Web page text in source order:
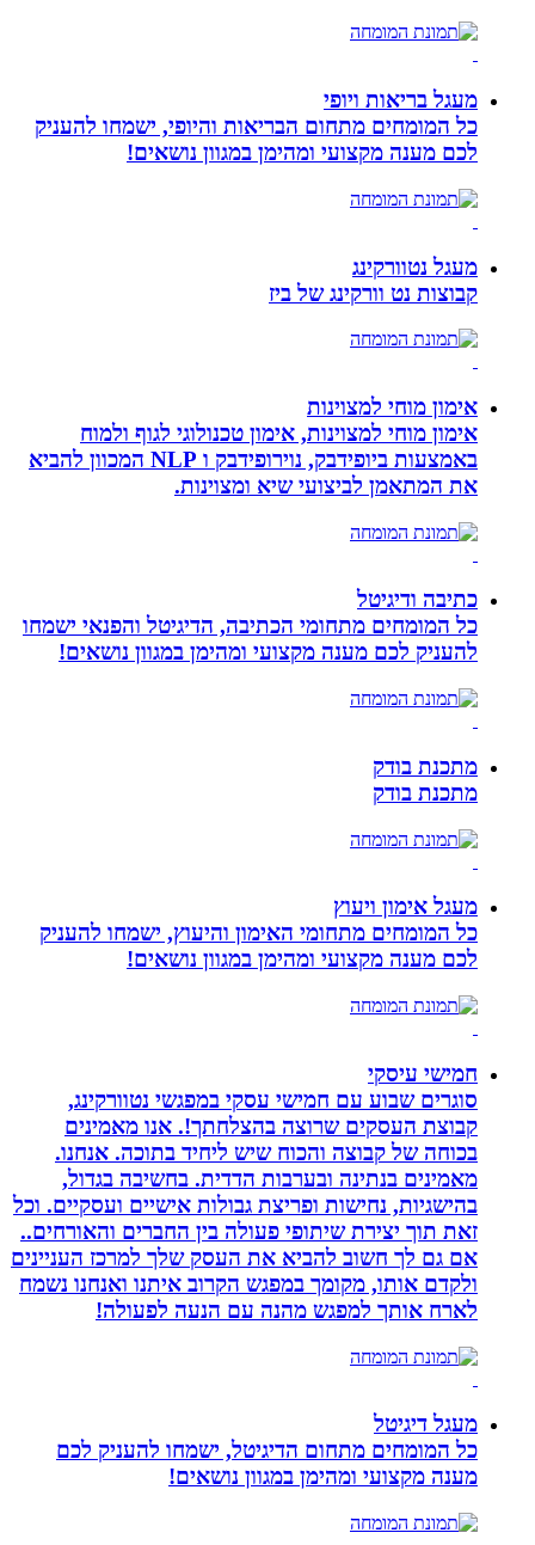
מעגל בריאות ויופי
כל המומחים מתחום הבריאות והיופי, ישמחו להעניק
לכם מענה מקצועי ומהימן במגוון נושאים!
מעגל נטוורקינג
קבוצות נט וורקינג של ביז
אימון מוחי למצוינות
אימון מוחי למצוינות, אימון טכנולוגי לגוף ולמוח
באמצעות ביופידבק, נוירופידבק ו NLP המכוון להביא
את המתאמן לביצועי שיא ומצוינות.
כתיבה ודיגיטל
כל המומחים מתחומי הכתיבה, הדיגיטל והפנאי ישמחו
להעניק לכם מענה מקצועי ומהימן במגוון נושאים!
מתכנת בודק
מתכנת בודק
מעגל אימון ויעוץ
כל המומחים מתחומי האימון והיעוץ, ישמחו להעניק
לכם מענה מקצועי ומהימן במגוון נושאים!
חמישי עיסקי
סוגרים שבוע עם חמישי עסקי במפגשי נטוורקינג,
קבוצת העסקים שרוצה בהצלחתך!. אנו מאמינים
בכוחה של קבוצה והכוח שיש ליחיד בתוכה. אנחנו.
מאמינים בנתינה ובערבות הדדית. בחשיבה בגדול,
בהישגיות, נחישות ופריצת גבולות אישיים ועסקיים. וכל
זאת תוך יצירת שיתופי פעולה בין החברים והאורחים..
אם גם לך חשוב להביא את העסק שלך למרכז העניינים
ולקדם אותו, מקומך במפגש הקרוב איתנו ואנחנו נשמח
לארח אותך למפגש מהנה עם הנעה לפעולה!
מעגל דיגיטל
כל המומחים מתחום הדיגיטל, ישמחו להעניק לכם
מענה מקצועי ומהימן במגוון נושאים!